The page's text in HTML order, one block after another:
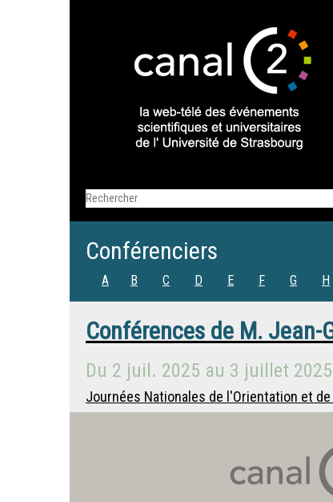
Conférenciers
A B C D E F G H
Conférences de M. Jean-
Du 2 juil. 2025 au 3 juillet 2025
Journées Nationales de l'Orientation et